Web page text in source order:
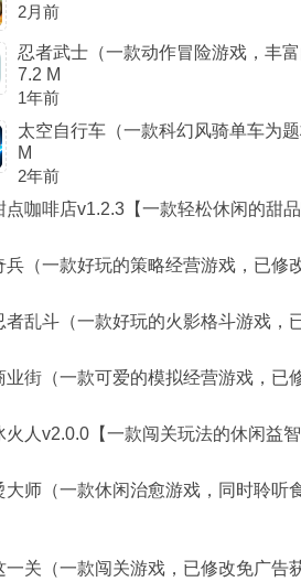
2月前
忍者武士（一款动作冒险游戏，丰
7.2 M
1年前
太空自行车（一款科幻风骑单车为
M
2年前
点咖啡店v1.2.3【一款轻松休闲的甜
兵（一款好玩的策略经营游戏，已修
者乱斗（一款好玩的火影格斗游戏，
业街（一款可爱的模拟经营游戏，已
火人v2.0.0【一款闯关玩法的休闲益
大师（一款休闲治愈游戏，同时聆听
一关（一款闯关游戏，已修改免广告